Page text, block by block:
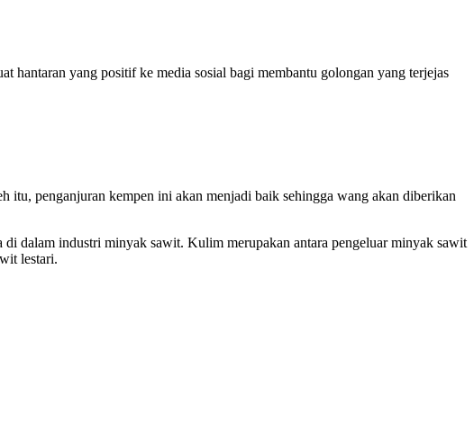
hantaran yang positif ke media sosial bagi membantu golongan yang terjejas
itu, penganjuran kempen ini akan menjadi baik sehingga wang akan diberikan
dalam industri minyak sawit. Kulim merupakan antara pengeluar minyak sawit
lestari.